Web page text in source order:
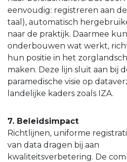
eenvoudig: registreren aan
taal), automatisch
naar de praktijk. Daarmee
onderbouwen wat werkt,
hun positie in het
maken. Deze lijn sluit aan bij
paramedische visie op
landelijke kaders zoals IZA.
7. Beleidsimpact
Richtlijnen, uniforme
van data dragen bij aan
kwaliteitsverbetering. De